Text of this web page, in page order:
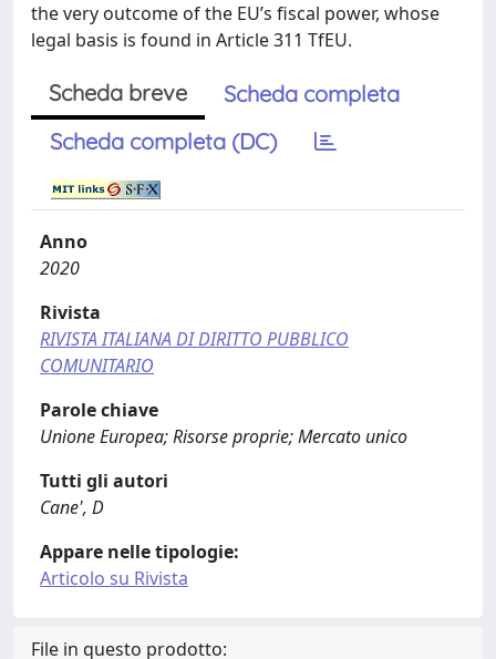
the very outcome of the EU’s fiscal power, whose
legal basis is found in Article 311 TfEU.
Scheda breve
Scheda completa
Scheda completa (DC)
Anno
2020
Rivista
RIVISTA ITALIANA DI DIRITTO PUBBLICO
COMUNITARIO
Parole chiave
Unione Europea; Risorse proprie; Mercato unico
Tutti gli autori
Cane', D
Appare nelle tipologie:
Articolo su Rivista
File in questo prodotto: